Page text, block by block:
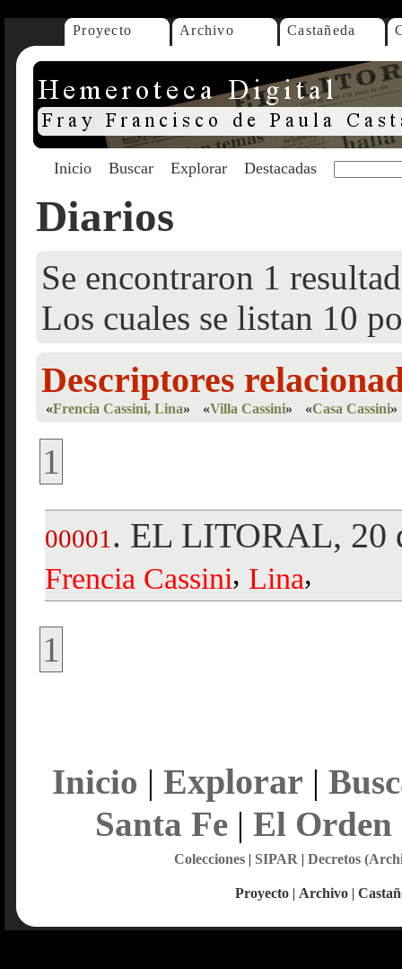
Proyecto Archivo Castañeda
Inicio Buscar Explorar Destacadas
Diarios
Se encontraron 1
Los cuales se listan 10
Descriptores
«Frencia Cassini, Lina» «Villa Cassini» «Casa Cassini»
1
00001 . EL LITORAL, 20
Frencia Cassini, Lina,
1
Inicio | Explorar |
Santa Fe| El Orden
Colecciones| SIPAR | Decretos
Proyecto | Archivo |